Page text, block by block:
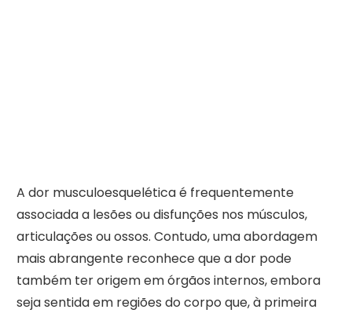
A dor musculoesquelética é frequentemente
associada a lesões ou disfunções nos músculos,
articulações ou ossos. Contudo, uma abordagem
mais abrangente reconhece que a dor pode
também ter origem em órgãos internos, embora
seja sentida em regiões do corpo que, à primeira